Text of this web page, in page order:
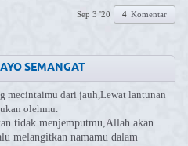
Sep 3 '20 4 Komentar
SEMANGAT
mecintaimu dari jauh,Lewat lantunan
olehmu.
tidak menjemputmu,Allah akan
melangitkan namamu dalam